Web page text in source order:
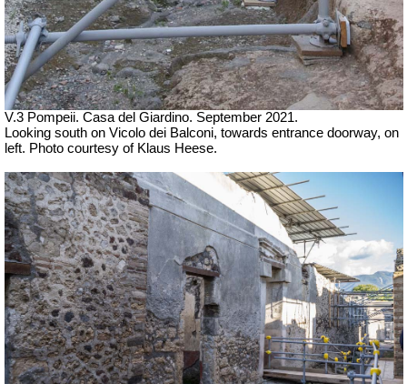
V.3 Pompeii. Casa del Giardino. September 2021.
Looking south on Vicolo dei Balconi, towards entrance doorway, on
left. Photo courtesy of Klaus Heese.